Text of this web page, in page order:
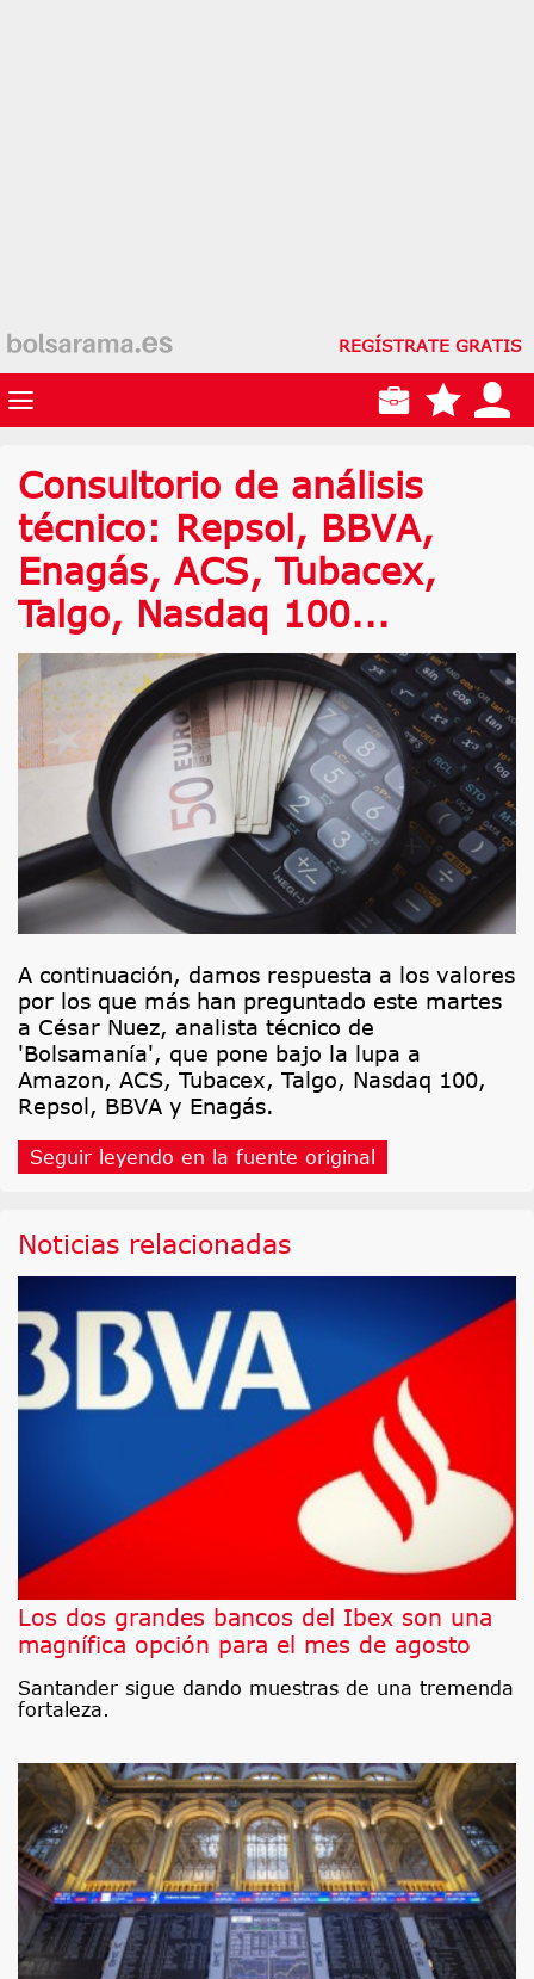
REGÍSTRATE GRATIS
Consultorio de análisis
técnico: Repsol, BBVA,
Enagás, ACS, Tubacex,
Talgo, Nasdaq 100...
A continuación, damos respuesta a los valores
por los que más han preguntado este martes
a César Nuez, analista técnico de
'Bolsamanía', que pone bajo la lupa a
Amazon, ACS, Tubacex, Talgo, Nasdaq 100,
Repsol, BBVA y Enagás.
Seguir leyendo en la fuente original
Noticias relacionadas
Los dos grandes bancos del Ibex son una
magnífica opción para el mes de agosto
Santander sigue dando muestras de una tremenda
fortaleza.